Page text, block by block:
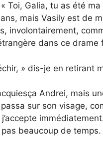
Toi, Galia, tu as été ma
mais Vasily est de
involontairement,
dans ce drame
» dis-je en retirant
Andrei, mais
sur son visage,
pas beaucoup de temps.